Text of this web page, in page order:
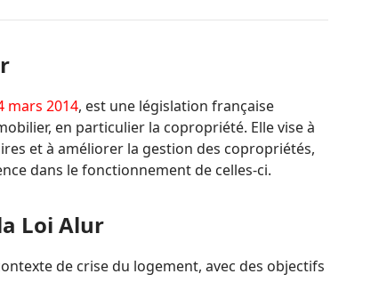
mars 2014, est une législation française
en particulier la copropriété. Elle vise à
et à améliorer la gestion des copropriétés,
dans le fonctionnement de celles-ci.
Loi Alur
de crise du logement, avec des objectifs